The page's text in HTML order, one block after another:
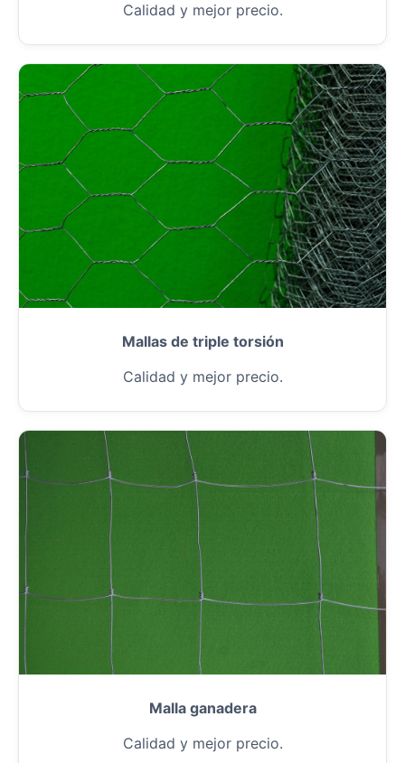
Calidad y mejor precio.
Mallas de triple torsión
Calidad y mejor precio.
Malla ganadera
Calidad y mejor precio.